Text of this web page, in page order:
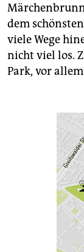
dem
viele Wege
nicht viel los.
Park, vor